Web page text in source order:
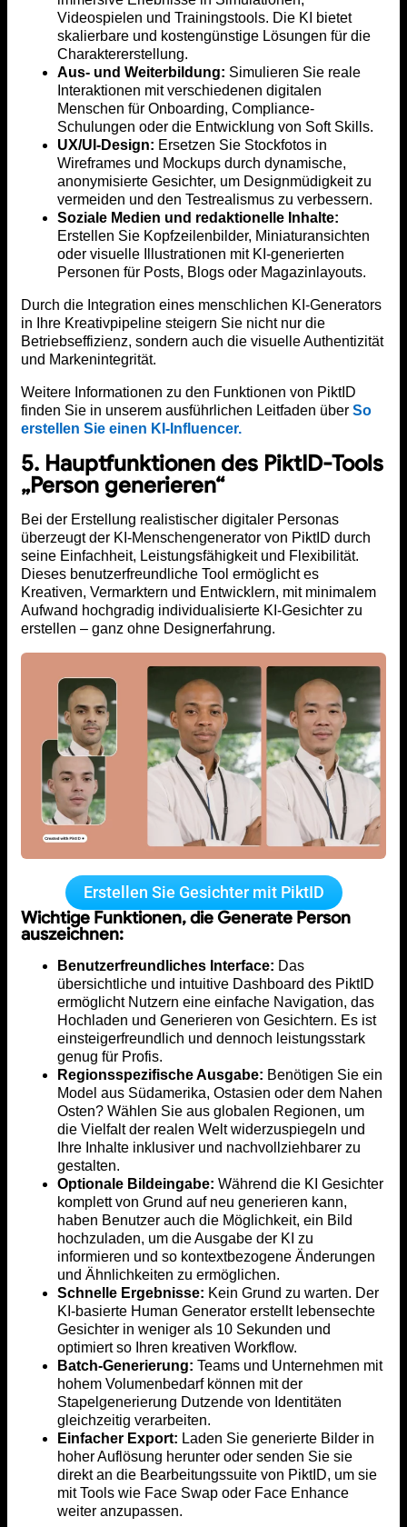
Videospielen und Trainingstools. Die KI bietet
skalierbare und kostengünstige Lösungen für die
Charaktererstellung.
Aus- und Weiterbildung: Simulieren Sie reale
Interaktionen mit verschiedenen digitalen
Menschen für Onboarding, Compliance-
Schulungen oder die Entwicklung von Soft Skills.
UX/UI-Design: Ersetzen Sie Stockfotos in
Wireframes und Mockups durch dynamische,
anonymisierte Gesichter, um Designmüdigkeit zu
vermeiden und den Testrealismus zu verbessern.
Soziale Medien und redaktionelle Inhalte:
Erstellen Sie Kopfzeilenbilder, Miniaturansichten
oder visuelle Illustrationen mit KI-generierten
Personen für Posts, Blogs oder Magazinlayouts.
Durch die Integration eines menschlichen KI-Generators
in Ihre Kreativpipeline steigern Sie nicht nur die
Betriebseffizienz, sondern auch die visuelle Authentizität
und Markenintegrität.
Weitere Informationen zu den Funktionen von PiktID
finden Sie in unserem ausführlichen Leitfaden über So
erstellen Sie einen KI-Influencer.
5. Hauptfunktionen des PiktID-Tools
„Person generieren“
Bei der Erstellung realistischer digitaler Personas
überzeugt der KI-Menschengenerator von PiktID durch
seine Einfachheit, Leistungsfähigkeit und Flexibilität.
Dieses benutzerfreundliche Tool ermöglicht es
Kreativen, Vermarktern und Entwicklern, mit minimalem
Aufwand hochgradig individualisierte KI-Gesichter zu
erstellen – ganz ohne Designerfahrung.
Erstellen Sie Gesichter mit PiktID
Wichtige Funktionen, die Generate Person
auszeichnen:
Benutzerfreundliches Interface: Das
übersichtliche und intuitive Dashboard des PiktID
ermöglicht Nutzern eine einfache Navigation, das
Hochladen und Generieren von Gesichtern. Es ist
einsteigerfreundlich und dennoch leistungsstark
genug für Profis.
Regionsspezifische Ausgabe: Benötigen Sie ein
Model aus Südamerika, Ostasien oder dem Nahen
Osten? Wählen Sie aus globalen Regionen, um
die Vielfalt der realen Welt widerzuspiegeln und
Ihre Inhalte inklusiver und nachvollziehbarer zu
gestalten.
Optionale Bildeingabe: Während die KI Gesichter
komplett von Grund auf neu generieren kann,
haben Benutzer auch die Möglichkeit, ein Bild
hochzuladen, um die Ausgabe der KI zu
informieren und so kontextbezogene Änderungen
und Ähnlichkeiten zu ermöglichen.
Schnelle Ergebnisse: Kein Grund zu warten. Der
KI-basierte Human Generator erstellt lebensechte
Gesichter in weniger als 10 Sekunden und
optimiert so Ihren kreativen Workflow.
Batch-Generierung: Teams und Unternehmen mit
hohem Volumenbedarf können mit der
Stapelgenerierung Dutzende von Identitäten
gleichzeitig verarbeiten.
Einfacher Export: Laden Sie generierte Bilder in
hoher Auflösung herunter oder senden Sie sie
direkt an die Bearbeitungssuite von PiktID, um sie
mit Tools wie Face Swap oder Face Enhance
weiter anzupassen.